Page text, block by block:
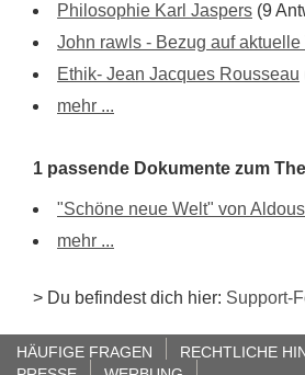
Philosophie Karl Jaspers (9
John rawls - Bezug auf
Ethik- Jean Jacques Rousseau
mehr ...
1 passende Dokumente zum
"Schöne neue Welt" von
mehr ...
> Du befindest dich hier: Support-
HÄUFIGE FRAGEN RECHTLICHE